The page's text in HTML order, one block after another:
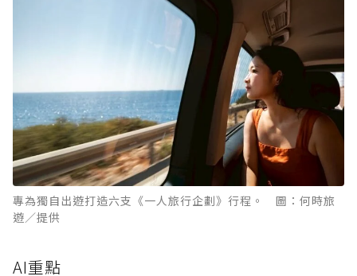
專為獨自出遊打造六支《一人旅行企劃》行程。 圖：何時旅
遊／提供
AI重點